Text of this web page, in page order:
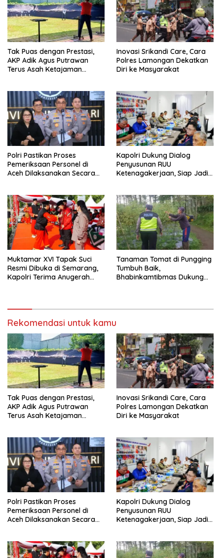
Tak Puas dengan Prestasi,
AKP Adik Agus Putrawan
Terus Asah Ketajaman
Inovasi Srikandi Care, Cara
Polres Lamongan Dekatkan
Diri ke Masyarakat
Polri Pastikan Proses
Pemeriksaan Personel di
Aceh Dilaksanakan Secara
Kapolri Dukung Dialog
Penyusunan RUU
Ketenagakerjaan, Siap Jadi
Muktamar XVI Tapak Suci
Resmi Dibuka di Semarang,
Kapolri Terima Anugerah
Tanaman Tomat di Pungging
Tumbuh Baik,
Bhabinkamtibmas Dukung
Rekomendasi untuk kamu
Tak Puas dengan Prestasi,
AKP Adik Agus Putrawan
Terus Asah Ketajaman
Inovasi Srikandi Care, Cara
Polres Lamongan Dekatkan
Diri ke Masyarakat
Polri Pastikan Proses
Pemeriksaan Personel di
Aceh Dilaksanakan Secara
Kapolri Dukung Dialog
Penyusunan RUU
Ketenagakerjaan, Siap Jadi